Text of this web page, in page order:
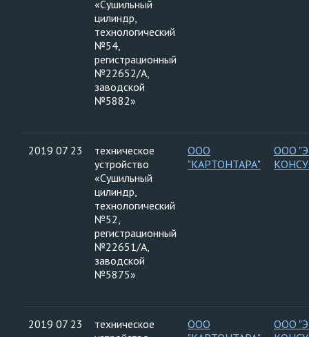
«Сушильный
цилиндр,
технологический
№54,
регистрационный
№22652/А,
заводской
№5882»
2019 07 23
техническое
устройство
«Сушильный
цилиндр,
технологический
№52,
регистрационный
№22651/А,
заводской
№5875»
ООО
"КАРТОНТАРА"
ООО
2019 07 23
техническое
ООО
ООО